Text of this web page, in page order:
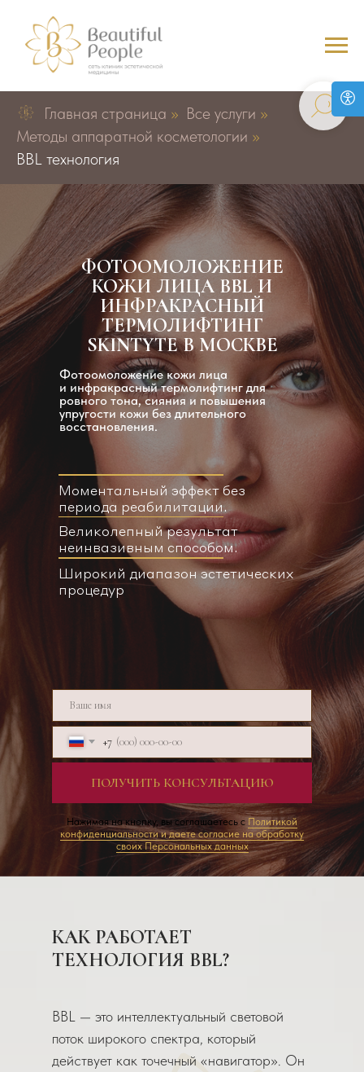
Главная страница » Все услуги »
Методы аппаратной косметологии »
BBL технология
Фотоомоложение кожи лица
и инфракрасный термолифтинг для
ровного тона, сияния и повышения
упругости кожи без длительного
восстановления.
+7
ПОЛУЧИТЬ КОНСУЛЬТАЦИЮ
Нажимая на кнопку, вы соглашаетесь с Политикой
конфиденциальности и даете согласие на обработку
своих Персональных данных
ФОТООМОЛОЖЕНИЕ
КОЖИ ЛИЦА BBL И
ИНФРАКРАСНЫЙ
ТЕРМОЛИФТИНГ
SKINTYTE В МОСКВЕ
Моментальный эффект без
периода реабилитации.
Великолепный результат
неинвазивным способом.
Широкий диапазон эстетических
процедур
КАК РАБОТАЕТ
ТЕХНОЛОГИЯ BBL?
BBL — это интеллектуальный световой
поток широкого спектра, который
действует как точечный «навигатор». Он